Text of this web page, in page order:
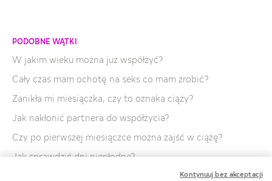
PODOBNE WĄTKI
W jakim wieku można już współżyć?
Cały czas mam ochotę na seks co mam zrobić?
Zanikła mi miesiączka, czy to oznaka ciąży?
Jak nakłonić partnera do współżycia?
Czy po pierwszej miesiączce można zajść w ciążę?
Jak sprawdzić dni niepłodne?
Jaka koncepcja jest najlepsza dla 17latki?Kontynuuj bez akceptacji